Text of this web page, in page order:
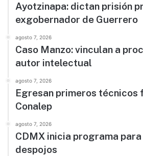
Ayotzinapa: dictan prisión
exgobernador de Guerrero
agosto 7, 2026
Caso Manzo: vinculan a
autor intelectual
agosto 7, 2026
Egresan primeros
Conalep
agosto 7, 2026
CDMX inicia programa
despojos